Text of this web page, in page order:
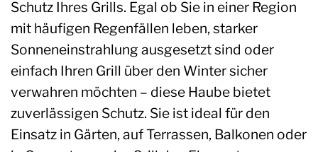
Schutz Ihres Grills. Egal ob Sie in einer Region
mit häufigen Regenfällen leben, starker
Sonneneinstrahlung ausgesetzt sind oder
einfach Ihren Grill über den Winter sicher
verwahren möchten – diese Haube bietet
zuverlässigen Schutz. Sie ist ideal für den
Einsatz in Gärten, auf Terrassen, Balkonen oder